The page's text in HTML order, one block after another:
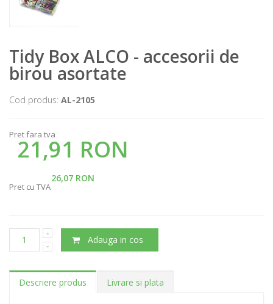
Tidy Box ALCO - accesorii de
birou asortate
Cod produs: AL-2105
Pret fara tva
21,91 RON
26,07 RON
Pret cu TVA
Adauga in cos
Descriere produs Livrare si plata